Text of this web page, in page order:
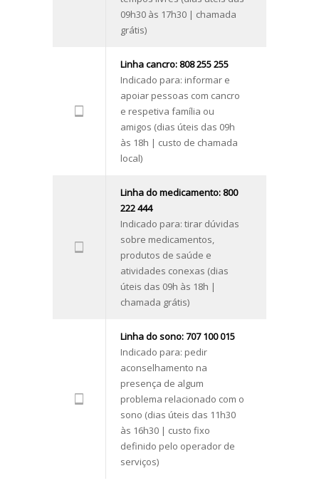
09h30 às 17h30 | chamada
grátis)
Linha cancro: 808 255 255
Indicado para: informar e
apoiar pessoas com cancro
e respetiva família ou
amigos (dias úteis das 09h
às 18h | custo de chamada
local)
Linha do medicamento: 800
222 444
Indicado para: tirar dúvidas
sobre medicamentos,
produtos de saúde e
atividades conexas (dias
úteis das 09h às 18h |
chamada grátis)
Linha do sono: 707 100 015
Indicado para: pedir
aconselhamento na
presença de algum
problema relacionado com o
sono (dias úteis das 11h30
às 16h30 | custo fixo
definido pelo operador de
serviços)